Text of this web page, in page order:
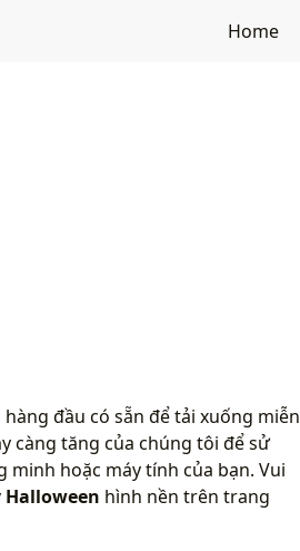
Home
đầu có sẵn để tải xuống miễn
càng tăng của chúng tôi để sử
hoặc máy tính của bạn. Vui
hình nền trên trang